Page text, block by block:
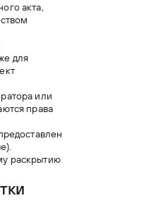
акта,
для
или
права
раскрытию